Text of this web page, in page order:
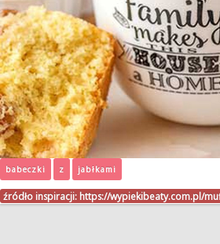
babeczki z jabłkami
źródło inspiracji: https://wypiekibeaty.com.pl/